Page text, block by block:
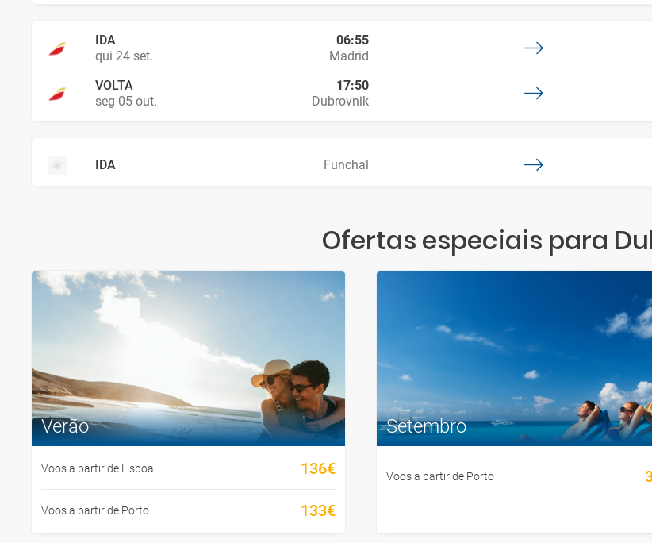
IDA
qui 24 set.
06:55
Madrid
VOLTA
seg 05 out.
17:50
Dubrovnik
IDA Funchal
Ofertas especiais para
Verão
Voos a partir de Lisboa 136€
Voos a partir de Porto 133€
Setembro
Voos a partir de Porto